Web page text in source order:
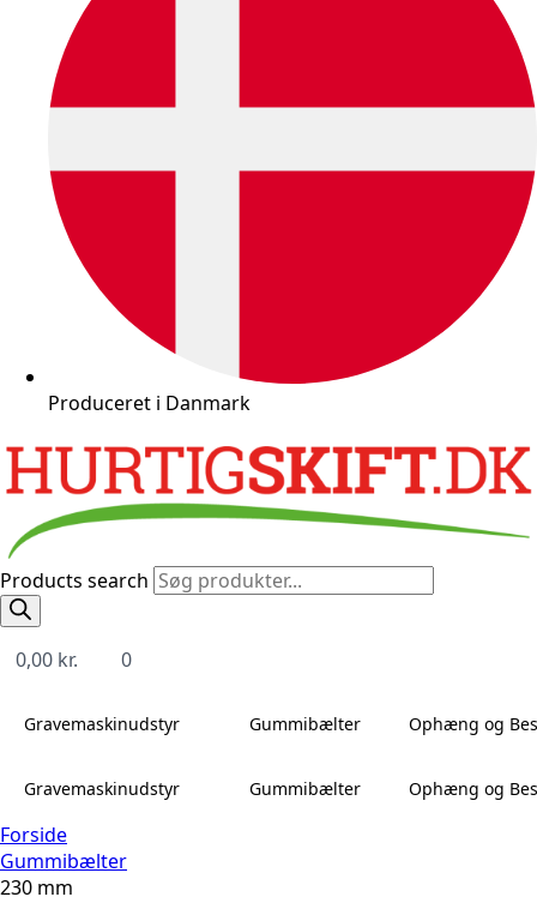
Produceret i Danmark
Products search
0,00 kr. 0
Gravemaskinudstyr Gummibælter Ophæng og
Gravemaskinudstyr Gummibælter Ophæng og
Forside
Gummibælter
230 mm